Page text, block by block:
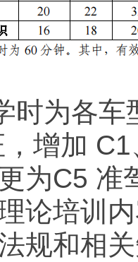
时为各
增加
为C5 准
论培训
规和相